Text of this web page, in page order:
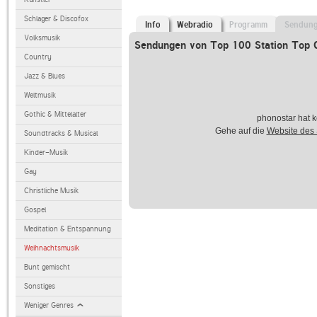
Schlager & Discofox
Volksmusik
Country
Jazz & Blues
Weltmusik
Gothic & Mittelalter
Soundtracks & Musical
Kinder-Musik
Gay
Christliche Musik
Gospel
Meditation & Entspannung
Weihnachtsmusik
Bunt gemischt
Sonstiges
Weniger Genres
Info Webradio Programm
Sendungen von Top 100 Station Top
phonostar hat
Gehe auf die Website des